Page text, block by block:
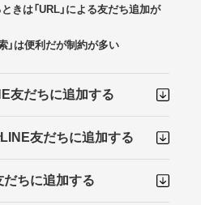
きは「URL」による友だち追加が
」は便利だが制約が多い
友だちに追加する
友だちに追加する
だちに追加する